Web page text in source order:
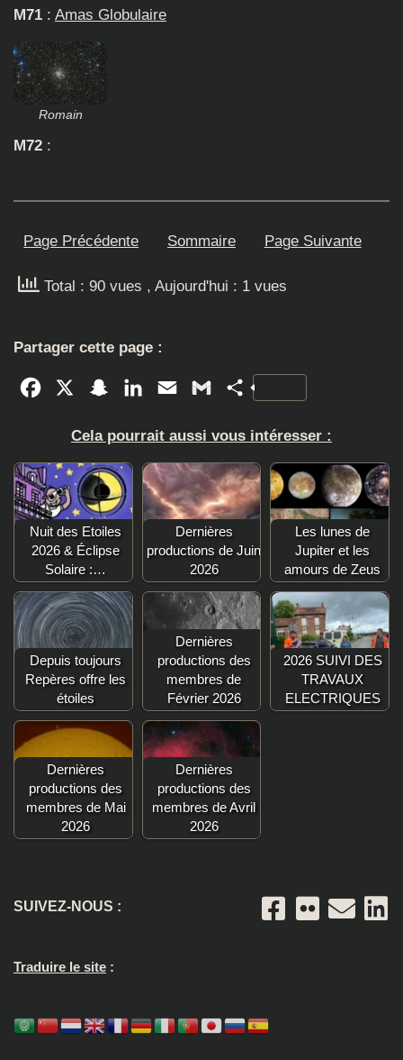
M71 : Amas Globulaire
Romain
M72 :
Page Précédente Sommaire Page Suivante
Total : 90 vues , Aujourd'hui : 1 vues
Partager cette page :
Facebook SnapchatLinkedInEmail GmailPartager
Cela pourrait aussi vous intéresser :
Nuit des Etoiles
2026 & Éclipse
Solaire :…
Dernières
productions de Juin
2026
Les lunes de
Jupiter et les
amours de Zeus
Depuis toujours
Repères offre les
étoiles
Dernières
productions des
membres de
Février 2026
2026 SUIVI DES
TRAVAUX
ELECTRIQUES
Dernières
productions des
membres de Mai
2026
Dernières
productions des
membres de Avril
2026
SUIVEZ-NOUS :
Traduire le site :